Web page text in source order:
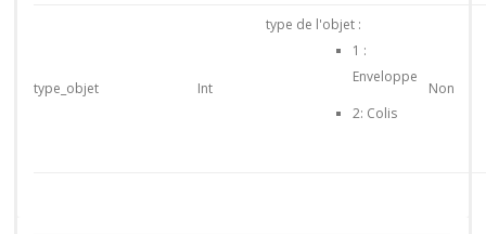
type_objet Int
type de l'objet :
1 :
Enveloppe
2: Colis
Non